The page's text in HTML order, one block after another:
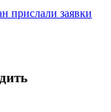
прислали заявки